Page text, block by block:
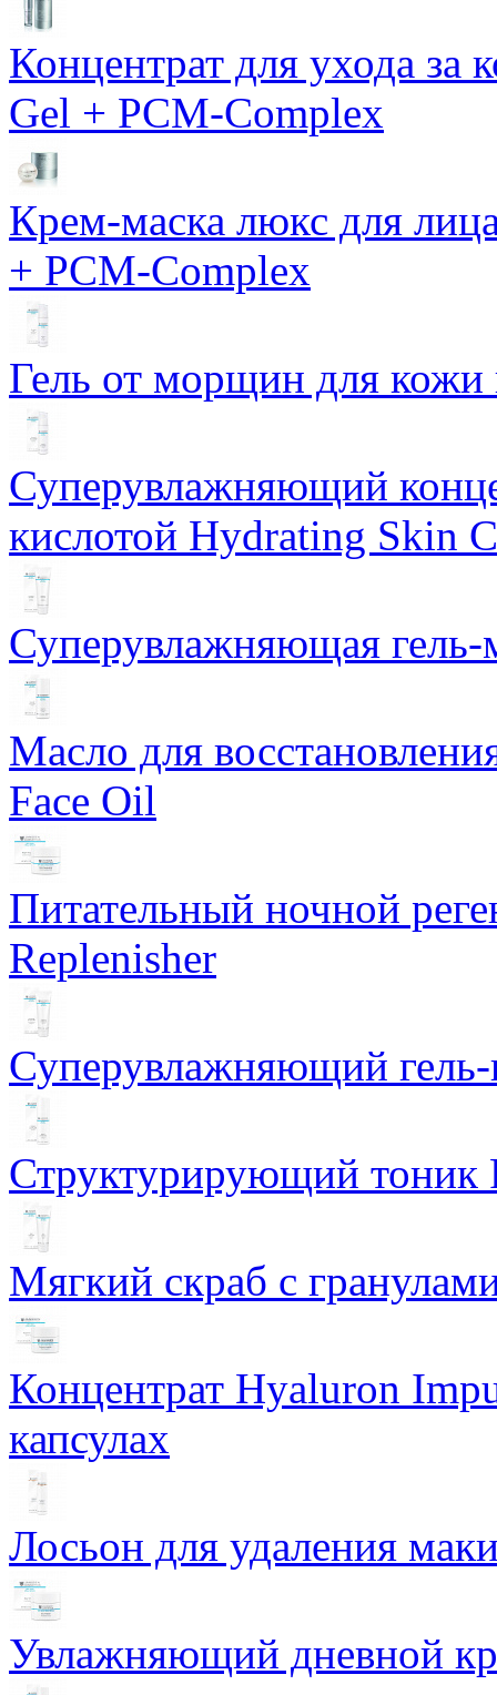
Концентрат для ухода за
Gel + PCM-Complex
Крем-маска люкс для
+ PCM-Complex
Гель от морщин для кожи
Суперувлажняющий
кислотой Hydrating Skin
Суперувлажняющая
Масло для
Face Oil
Питательный ночной
Replenisher
Суперувлажняющий
Структурирующий тоник
Мягкий скраб с
Концентрат Hyaluron
капсулах
Лосьон для удаления
Увлажняющий дневной